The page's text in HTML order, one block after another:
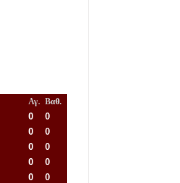
Αγ. Βαθ.
0
0
0
0
0
0
0
0
0
0